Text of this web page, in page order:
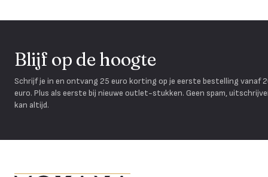
Blijf op de hoogte
Schrijf je in en ontvang 25 euro korting op je eerste bestelling vanaf
euro. Plus als eerste bij nieuwe outlet-stukken. Geen spam,
kan altijd.